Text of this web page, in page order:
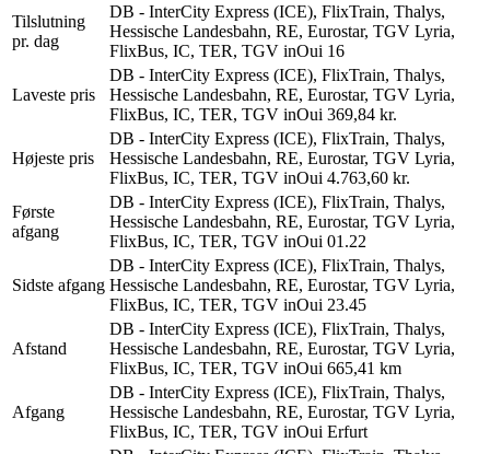
Tilslutning
pr. dag
DB - InterCity Express (ICE), FlixTrain, Thalys,
Hessische Landesbahn, RE, Eurostar, TGV Lyria,
FlixBus, IC, TER, TGV inOui 16
Laveste pris
DB - InterCity Express (ICE), FlixTrain, Thalys,
Hessische Landesbahn, RE, Eurostar, TGV Lyria,
FlixBus, IC, TER, TGV inOui 369,84 kr.
Højeste pris
DB - InterCity Express (ICE), FlixTrain, Thalys,
Hessische Landesbahn, RE, Eurostar, TGV Lyria,
FlixBus, IC, TER, TGV inOui 4.763,60 kr.
Første
afgang
DB - InterCity Express (ICE), FlixTrain, Thalys,
Hessische Landesbahn, RE, Eurostar, TGV Lyria,
FlixBus, IC, TER, TGV inOui 01.22
Sidste afgang
DB - InterCity Express (ICE), FlixTrain, Thalys,
Hessische Landesbahn, RE, Eurostar, TGV Lyria,
FlixBus, IC, TER, TGV inOui 23.45
Afstand
DB - InterCity Express (ICE), FlixTrain, Thalys,
Hessische Landesbahn, RE, Eurostar, TGV Lyria,
FlixBus, IC, TER, TGV inOui 665,41 km
Afgang
DB - InterCity Express (ICE), FlixTrain, Thalys,
Hessische Landesbahn, RE, Eurostar, TGV Lyria,
FlixBus, IC, TER, TGV inOui Erfurt